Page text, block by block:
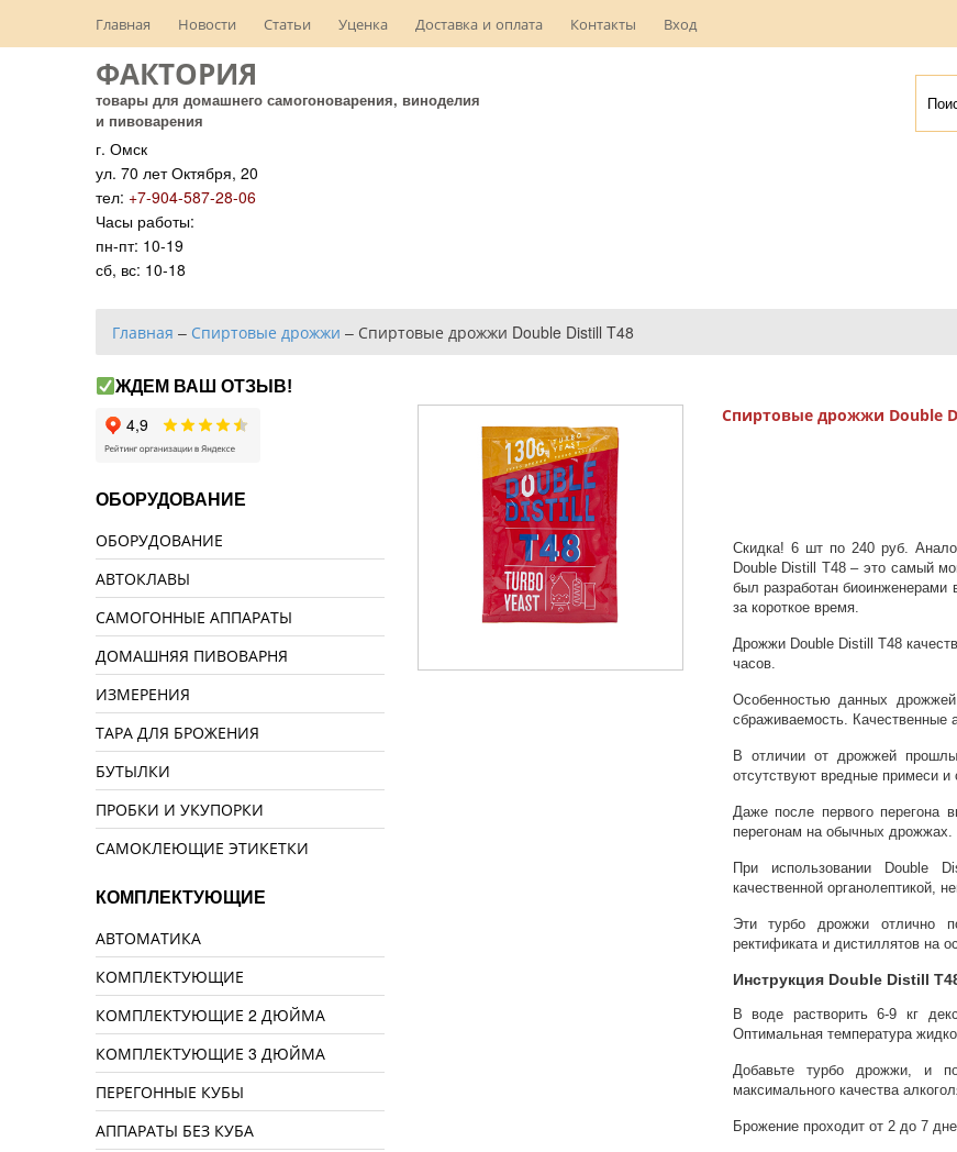
Главная Новости Статьи Уценка Доставка и оплата Контакты Вход
ФАКТОРИЯ
товары для домашнего самогоноварения, виноделия
и пивоварения
г. Омск
ул. 70 лет Октября, 20
тел: +7-904-587-28-06
Часы работы:
пн-пт: 10-19
сб, вс: 10-18
Главная – Спиртовые дрожжи – Спиртовые дрожжи Double Distill T48
Спиртовые дрожжи Double
Скидка! 6 шт по 240 руб.
Double Distill T48 – это самый
был разработан биоинженерами
за короткое время.
Дрожжи Double Distill T48
часов.
Особенностью данных
сбраживаемость. Качественные
В отличии от дрожжей
отсутствуют вредные примеси
Даже после первого перегона
перегонам на обычных дрожжах.
При использовании Double
качественной органолептикой,
Эти турбо дрожжи отлично
ректификата и дистиллятов на
Инструкция Double Distill
В воде растворить 6-9 кг
Оптимальная температура
Добавьте турбо дрожжи, и
максимального качества
Брожение проходит от 2 до 7
ЖДЕМ ВАШ ОТЗЫВ!
ОБОРУДОВАНИЕ
ОБОРУДОВАНИЕ
АВТОКЛАВЫ
САМОГОННЫЕ АППАРАТЫ
ДОМАШНЯЯ ПИВОВАРНЯ
ИЗМЕРЕНИЯ
ТАРА ДЛЯ БРОЖЕНИЯ
БУТЫЛКИ
ПРОБКИ И УКУПОРКИ
САМОКЛЕЮЩИЕ ЭТИКЕТКИ
КОМПЛЕКТУЮЩИЕ
АВТОМАТИКА
КОМПЛЕКТУЮЩИЕ
КОМПЛЕКТУЮЩИЕ 2 ДЮЙМА
КОМПЛЕКТУЮЩИЕ 3 ДЮЙМА
ПЕРЕГОННЫЕ КУБЫ
АППАРАТЫ БЕЗ КУБА